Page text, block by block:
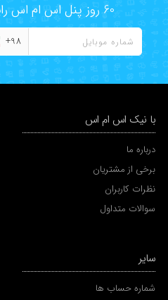
60 روز پنل اس ام اس رایگان، امتحان کنید!
+98
با نیک اس ام اس
درباره ما
برخی از مشتریان
نظرات کاربران
سوالات متداول
سایر
شماره حساب ها